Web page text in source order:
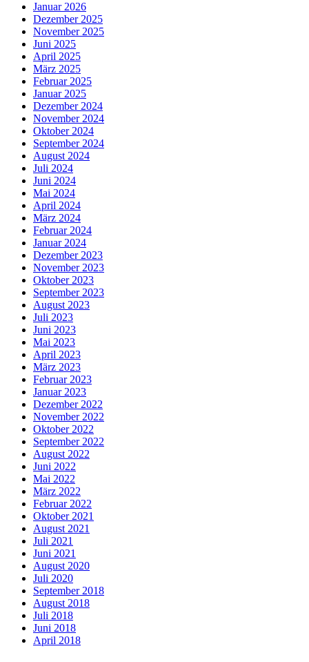
Januar 2026
Dezember 2025
November 2025
Juni 2025
April 2025
März 2025
Februar 2025
Januar 2025
Dezember 2024
November 2024
Oktober 2024
September 2024
August 2024
Juli 2024
Juni 2024
Mai 2024
April 2024
März 2024
Februar 2024
Januar 2024
Dezember 2023
November 2023
Oktober 2023
September 2023
August 2023
Juli 2023
Juni 2023
Mai 2023
April 2023
März 2023
Februar 2023
Januar 2023
Dezember 2022
November 2022
Oktober 2022
September 2022
August 2022
Juni 2022
Mai 2022
März 2022
Februar 2022
Oktober 2021
August 2021
Juli 2021
Juni 2021
August 2020
Juli 2020
September 2018
August 2018
Juli 2018
Juni 2018
April 2018